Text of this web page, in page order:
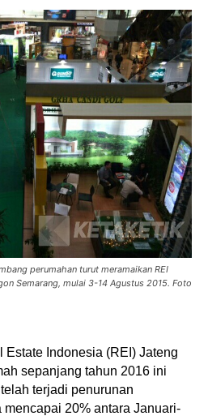
perumahan turut meramaikan REI
Semarang, mulai 3-14 Agustus 2015. Foto
Indonesia (REI) Jateng
sepanjang tahun 2016 ini
terjadi penurunan
20% antara Januari-